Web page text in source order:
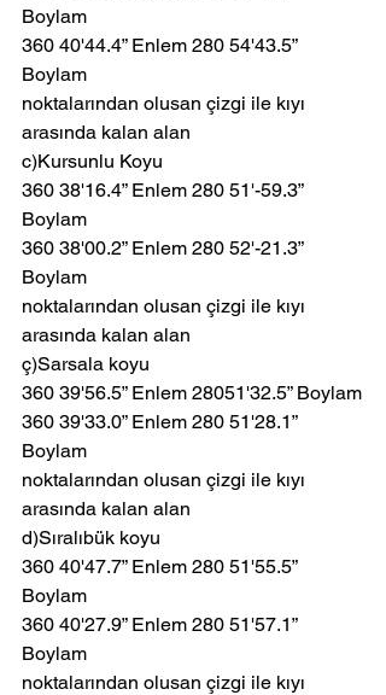
Boylam
360 40'44.4” Enlem 280 54'43.5”
Boylam
noktalarından olusan çizgi ile kıyı
arasında kalan alan
c)Kursunlu Koyu
360 38'16.4” Enlem 280 51'-59.3”
Boylam
360 38'00.2” Enlem 280 52'-21.3”
Boylam
noktalarından olusan çizgi ile kıyı
arasında kalan alan
ç)Sarsala koyu
360 39'56.5” Enlem 28051'32.5” Boylam
360 39'33.0” Enlem 280 51'28.1”
Boylam
noktalarından olusan çizgi ile kıyı
arasında kalan alan
d)Sıralıbük koyu
360 40'47.7” Enlem 280 51'55.5”
Boylam
360 40'27.9” Enlem 280 51'57.1”
Boylam
noktalarından olusan çizgi ile kıyı